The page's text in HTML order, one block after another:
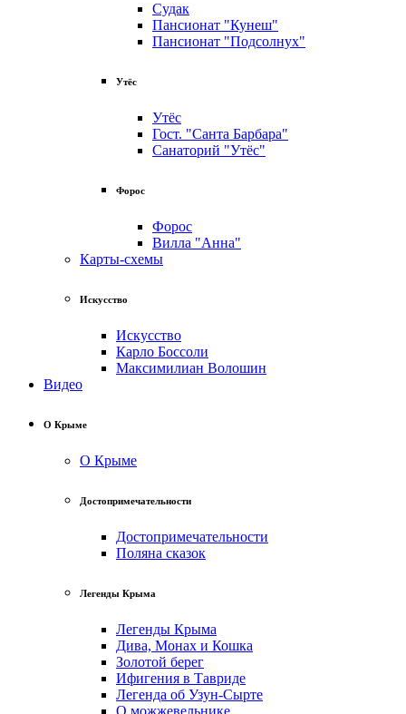
Судак
Пансионат "Кунеш"
Пансионат "Подсолнух"
Утёс
Утёс
Гост. "Санта Барбара"
Санаторий "Утёс"
Форос
Форос
Вилла "Анна"
Карты-схемы
Искусство
Искусство
Карло Боссоли
Максимилиан Волошин
Видео
О Крыме
О Крыме
Достопримечательности
Достопримечательности
Поляна сказок
Легенды Крыма
Легенды Крыма
Дива, Монах и Кошка
Золотой берег
Ифигения в Тавриде
Легенда об Узун-Сырте
О можжевельнике